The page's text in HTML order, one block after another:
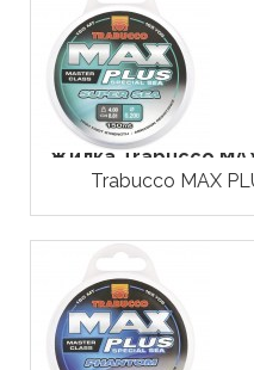
Жилка Trabucco MAX
Trabucco MAX